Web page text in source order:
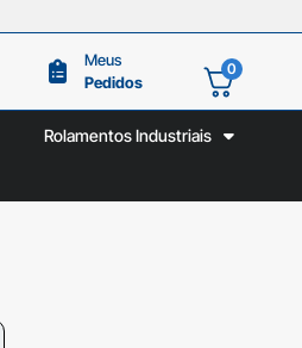
Meus
Pedidos
0
Rolamentos Industriais